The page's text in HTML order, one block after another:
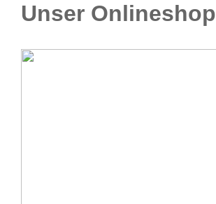
Unser Onlineshop